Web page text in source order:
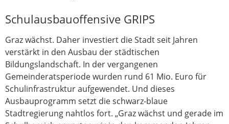
Schulausbauoffensive GRIPS
Graz wächst. Daher investiert die Stadt seit Jahren
verstärkt in den Ausbau der städtischen
Bildungslandschaft. In der vergangenen
Gemeinderatsperiode wurden rund 61 Mio. Euro für
Schulinfrastruktur aufgewendet. Und dieses
Ausbauprogramm setzt die schwarz-blaue
Stadtregierung nahtlos fort. „Graz wächst und gerade im